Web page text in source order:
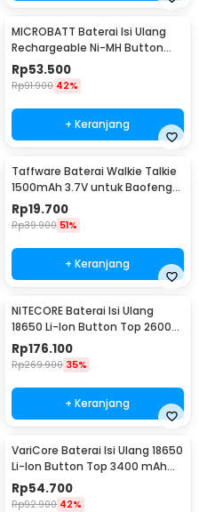
MICROBATT Baterai Isi Ulang
Rechargeable Ni-MH Button
Top 1.2V AA-1000mAh
Rp53.500
Rp91.900 42%
+ Keranjang
Taffware Baterai Walkie Talkie
1500mAh 3.7V untuk Baofeng
BF-UV3R - BL-3
Rp19.700
Rp39.900 51%
+ Keranjang
NITECORE Baterai Isi Ulang
18650 Li-Ion Button Top 2600
mAh 3.7V 1 PCS - NL1826
Rp176.100
Rp269.900 35%
+ Keranjang
VariCore Baterai Isi Ulang 18650
Li-Ion Button Top 3400 mAh
3.7V 1 PCS 3400mAh
Rp54.700
Rp92.900 42%